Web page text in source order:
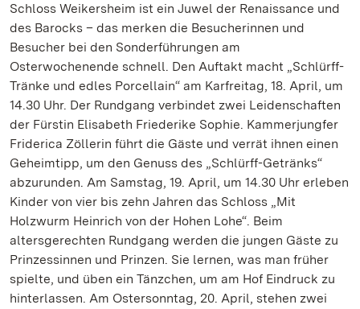
Schloss Weikersheim ist ein Juwel der Renaissance und
des Barocks – das merken die Besucherinnen und
Besucher bei den Sonderführungen am
Osterwochenende schnell. Den Auftakt macht „Schlürff-
Tränke und edles Porcellain“ am Karfreitag, 18. April, um
14.30 Uhr. Der Rundgang verbindet zwei Leidenschaften
der Fürstin Elisabeth Friederike Sophie. Kammerjungfer
Friderica Zöllerin führt die Gäste und verrät ihnen einen
Geheimtipp, um den Genuss des „Schlürff-Getränks“
abzurunden. Am Samstag, 19. April, um 14.30 Uhr erleben
Kinder von vier bis zehn Jahren das Schloss „Mit
Holzwurm Heinrich von der Hohen Lohe“. Beim
altersgerechten Rundgang werden die jungen Gäste zu
Prinzessinnen und Prinzen. Sie lernen, was man früher
spielte, und üben ein Tänzchen, um am Hof Eindruck zu
hinterlassen. Am Ostersonntag, 20. April, stehen zwei